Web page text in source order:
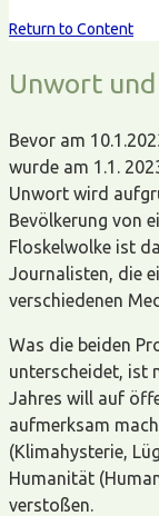
Return to Content
Unwort
Bevor am
wurde am 1.1.
Unwort wird
Bevölkerung von
Floskelwolke ist
Journalisten, die
verschiedenen
Was die beiden
unterscheidet, ist
Jahres will auf
aufmerksam
(Klimahysterie,
Humanität
verstoßen.